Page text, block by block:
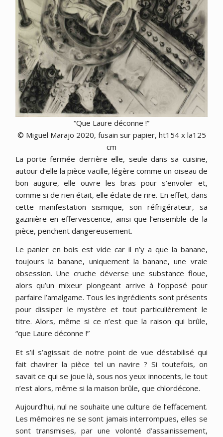
“Que Laure déconne !”
© Miguel Marajo 2020, fusain sur papier, ht154 x la125
cm
La porte fermée derrière elle, seule dans sa cuisine,
autour d’elle la pièce vacille, légère comme un oiseau de
bon augure, elle ouvre les bras pour s’envoler et,
comme si de rien était, elle éclate de rire. En effet, dans
cette manifestation sismique, son réfrigérateur, sa
gazinière en effervescence, ainsi que l’ensemble de la
pièce, penchent dangereusement.
Le panier en bois est vide car il n’y a que la banane,
toujours la banane, uniquement la banane, une vraie
obsession. Une cruche déverse une substance floue,
alors qu’un mixeur plongeant arrive à l’opposé pour
parfaire l’amalgame. Tous les ingrédients sont présents
pour dissiper le mystère et tout particulièrement le
titre. Alors, même si ce n’est que la raison qui brûle,
“que Laure déconne !”
Et s’il s’agissait de notre point de vue déstabilisé qui
fait chavirer la pièce tel un navire ? Si toutefois, on
savait ce qui se joue là, sous nos yeux innocents, le tout
n’est alors, même si la maison brûle, que chlordécone.
Aujourd’hui, nul ne souhaite une culture de l’effacement.
Les mémoires ne se sont jamais interrompues, elles se
sont transmises, par une volonté d’assainissement,